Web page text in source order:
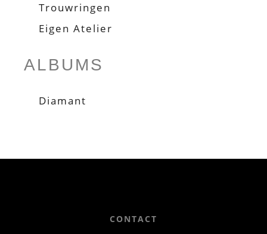
Trouwringen
Eigen Atelier
ALBUMS
Diamant
CONTACT